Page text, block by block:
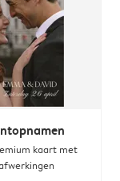
kaart met